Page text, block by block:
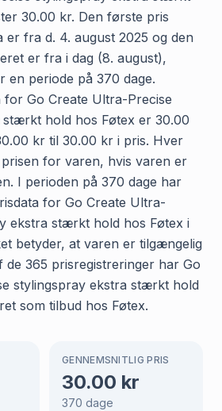
30.00 kr. Den første pris
er fra d. 4. august 2025 og den
er fra i dag (8. august),
periode på 370 dage.
for Go Create Ultra-Precise
hold hos Føtex er 30.00
kr til 30.00 kr i pris. Hver
for varen, hvis varen er
I perioden på 370 dage har
for Go Create Ultra-
ekstra stærkt hold hos Føtex i
betyder, at varen er tilgængelig
de 365 prisregistreringer har Go
stylingspray ekstra stærkt hold
som tilbud hos Føtex.
GENNEMSNITLIG PRIS
30.00 kr
370 dage